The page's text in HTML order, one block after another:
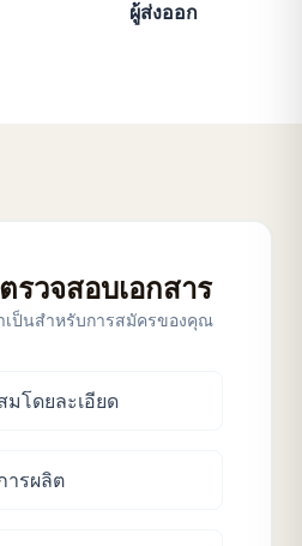
ผู้ส่งออก
รวจสอบเอกสาร
เป็นสำหรับการสมัครของคุณ
มโดยละเอียด
ารผลิต